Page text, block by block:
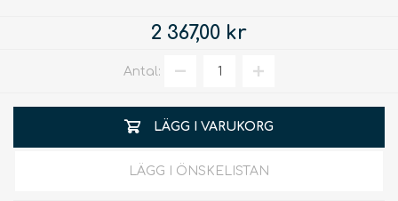
2 367,00 kr
Antal:
LÄGG I VARUKORG
LÄGG I ÖNSKELISTAN